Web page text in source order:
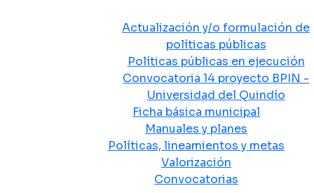
Actualización y/o formulación de
políticas públicas
Políticas públicas en ejecución
Convocatoria 14 proyecto BPIN -
Universidad del Quindío
Ficha básica municipal
Manuales y planes
Políticas, lineamientos y metas
Valorización
Convocatorias